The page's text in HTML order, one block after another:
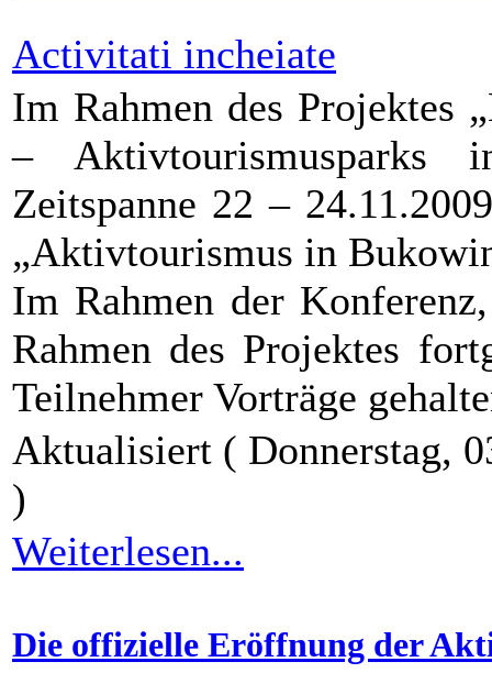
Activitati incheiate
Im Rahmen des Projektes
–
Zeitspanne 22 –
„Aktivtourismus in
Im Rahmen der
Rahmen des Projektes
Teilnehmer Vorträge
Aktualisiert ( Donnerstag,
)
Weiterlesen...
Die offizielle Eröffnung der